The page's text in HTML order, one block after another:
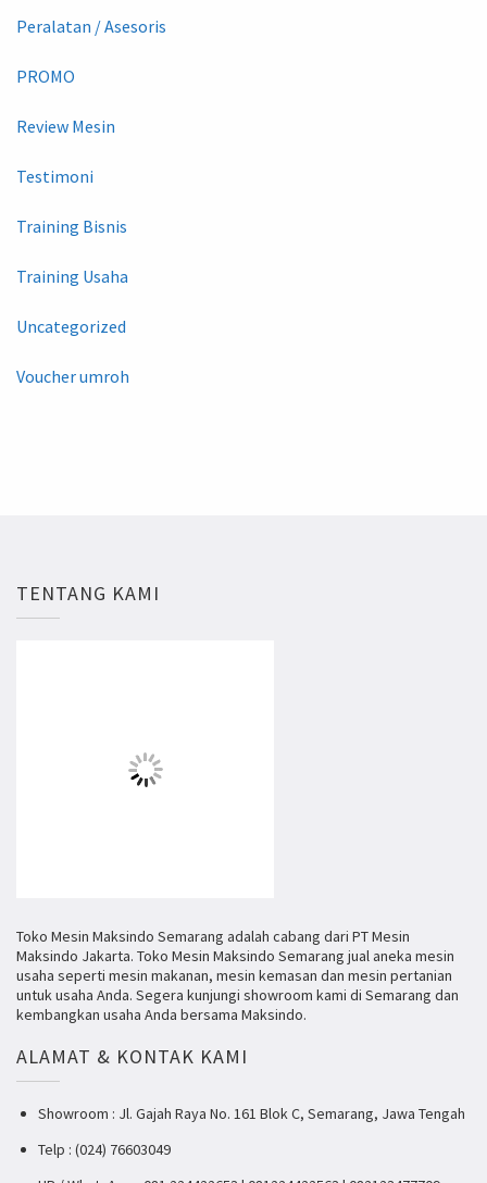
Peralatan / Asesoris
PROMO
Review Mesin
Testimoni
Training Bisnis
Training Usaha
Uncategorized
Voucher umroh
TENTANG KAMI
Toko Mesin Maksindo Semarang adalah cabang dari PT Mesin
Maksindo Jakarta. Toko Mesin Maksindo Semarang jual aneka mesin
usaha seperti mesin makanan, mesin kemasan dan mesin pertanian
untuk usaha Anda. Segera kunjungi showroom kami di Semarang dan
kembangkan usaha Anda bersama Maksindo.
ALAMAT & KONTAK KAMI
Showroom : Jl. Gajah Raya No. 161 Blok C, Semarang, Jawa Tengah
Telp : (024) 76603049